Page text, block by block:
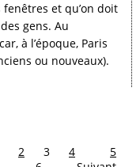
et qu’on doit
gens. Au
à l’époque, Paris
ou nouveaux).
2 3 4
5